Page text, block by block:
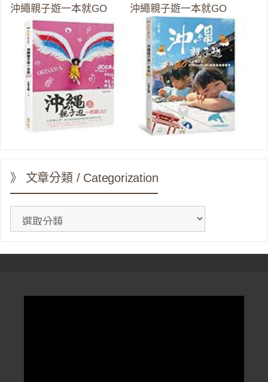
沖繩親子遊一本就GO
沖繩親子遊一本就GO
》 文章分類 / Categorization
分